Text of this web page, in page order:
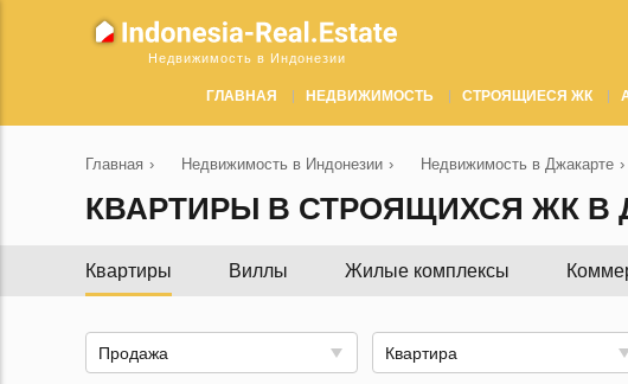
Недвижимость в Индонезии
ГЛАВНАЯ НЕДВИЖИМОСТЬ СТРОЯЩИЕСЯ ЖК
Главная › Недвижимость в Индонезии › Недвижимость в Джакарте ›
КВАРТИРЫ В СТРОЯЩИХСЯ ЖК В
Квартиры Виллы Жилые комплексы
Продажа Квартира